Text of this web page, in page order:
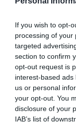
If you wish to opt-
processing of your
targeted
section to confirm
opt-out request is
interest-based
us or personal
your opt-out. You
disclosure of your
IAB’s list of